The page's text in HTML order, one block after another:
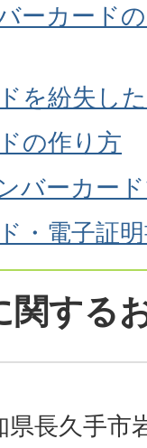
ーカード
を紛失し
の作り方
バーカー
・電子証
関する
長久手市